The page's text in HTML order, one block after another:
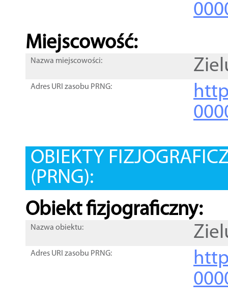
Miejscowość:
Nazwa miejscowości:
Adres URI zasobu PRNG:
OBIEKTY
(PRNG):
Obiekt fizjograficzny:
Nazwa obiektu:
Adres URI zasobu PRNG: